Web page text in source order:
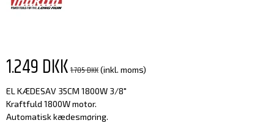
1.249 DKK1.705 DKK(inkl. moms)
EL KÆDESAV 35CM 1800W 3/8"
Kraftfuld 1800W motor.
Automatisk kædesmøring.